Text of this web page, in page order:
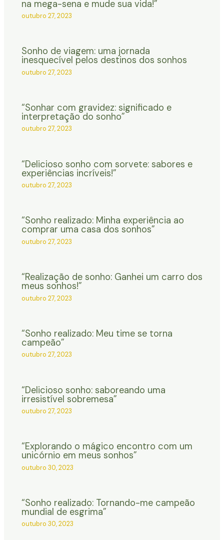
na mega-sena e mude sua vida!”
outubro 27, 2023
Sonho de viagem: uma jornada
inesquecível pelos destinos dos sonhos
outubro 27, 2023
“Sonhar com gravidez: significado e
interpretação do sonho”
outubro 27, 2023
“Delicioso sonho com sorvete: sabores e
experiências incríveis!”
outubro 27, 2023
“Sonho realizado: Minha experiência ao
comprar uma casa dos sonhos”
outubro 27, 2023
“Realização de sonho: Ganhei um carro dos
meus sonhos!”
outubro 27, 2023
“Sonho realizado: Meu time se torna
campeão”
outubro 27, 2023
“Delicioso sonho: saboreando uma
irresistível sobremesa”
outubro 27, 2023
“Explorando o mágico encontro com um
unicórnio em meus sonhos”
outubro 30, 2023
“Sonho realizado: Tornando-me campeão
mundial de esgrima”
outubro 30, 2023